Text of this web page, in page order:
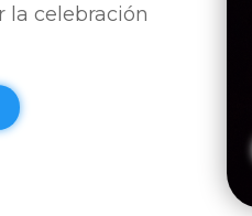
la celebración